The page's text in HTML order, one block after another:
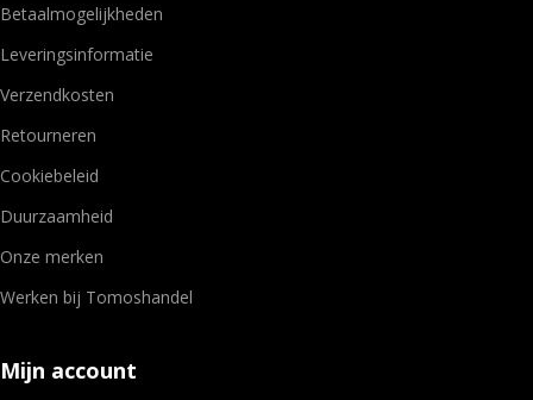
Betaalmogelijkheden
Leveringsinformatie
Verzendkosten
Retourneren
Cookiebeleid
Duurzaamheid
Onze merken
Werken bij Tomoshandel
Mijn account